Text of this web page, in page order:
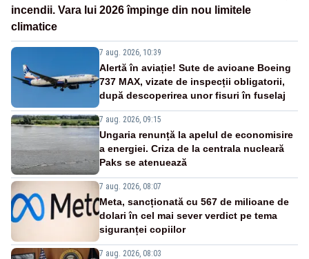
incendii. Vara lui 2026 împinge din nou limitele
climatice
7 aug. 2026, 10:39
Alertă în aviație! Sute de avioane Boeing
737 MAX, vizate de inspecții obligatorii,
după descoperirea unor fisuri în fuselaj
7 aug. 2026, 09:15
Ungaria renunță la apelul de economisire
a energiei. Criza de la centrala nucleară
Paks se atenuează
7 aug. 2026, 08:07
Meta, sancționată cu 567 de milioane de
dolari în cel mai sever verdict pe tema
siguranței copiilor
7 aug. 2026, 08:03